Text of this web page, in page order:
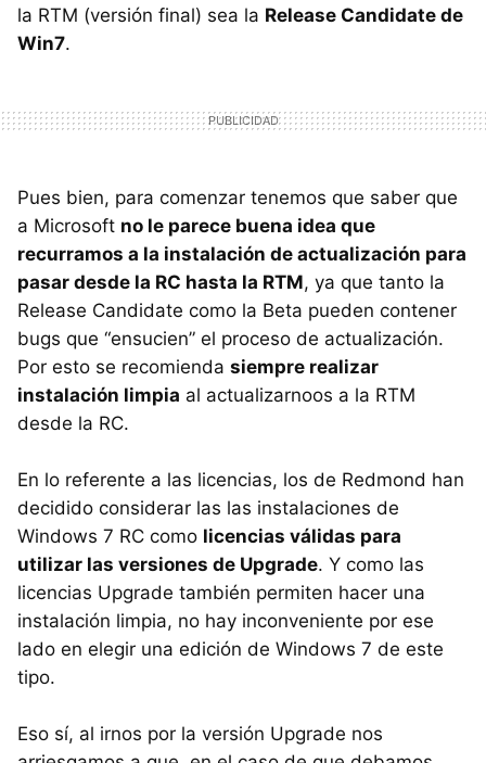
la RTM (versión final) sea la Release Candidate de
Win7.
Pues bien, para comenzar tenemos que saber que
a Microsoft no le parece buena idea que
recurramos a la instalación de actualización para
pasar desde la RC hasta la RTM, ya que tanto la
Release Candidate como la Beta pueden contener
bugs que “ensucien” el proceso de actualización.
Por esto se recomienda siempre realizar
instalación limpia al actualizarnoos a la RTM
desde la RC.
En lo referente a las licencias, los de Redmond han
decidido considerar las las instalaciones de
Windows 7 RC como licencias válidas para
utilizar las versiones de Upgrade. Y como las
licencias Upgrade también permiten hacer una
instalación limpia, no hay inconveniente por ese
lado en elegir una edición de Windows 7 de este
tipo.
Eso sí, al irnos por la versión Upgrade nos